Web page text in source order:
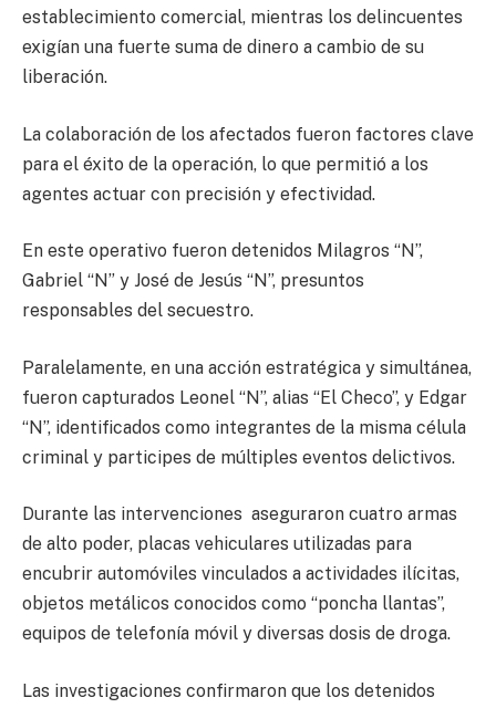
establecimiento comercial, mientras los delincuentes
exigían una fuerte suma de dinero a cambio de su
liberación.
La colaboración de los afectados fueron factores clave
para el éxito de la operación, lo que permitió a los
agentes actuar con precisión y efectividad.
En este operativo fueron detenidos Milagros “N”,
Gabriel “N” y José de Jesús “N”, presuntos
responsables del secuestro.
Paralelamente, en una acción estratégica y simultánea,
fueron capturados Leonel “N”, alias “El Checo”, y Edgar
“N”, identificados como integrantes de la misma célula
criminal y participes de múltiples eventos delictivos.
Durante las intervenciones aseguraron cuatro armas
de alto poder, placas vehiculares utilizadas para
encubrir automóviles vinculados a actividades ilícitas,
objetos metálicos conocidos como “poncha llantas”,
equipos de telefonía móvil y diversas dosis de droga.
Las investigaciones confirmaron que los detenidos